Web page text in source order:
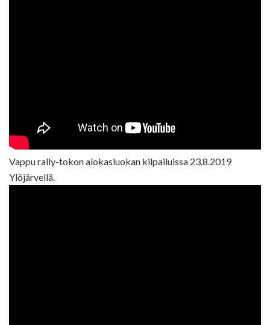
Vappu rally-tokon alokasluokan kilpailuissa 23.8.2019
Ylöjärvellä.